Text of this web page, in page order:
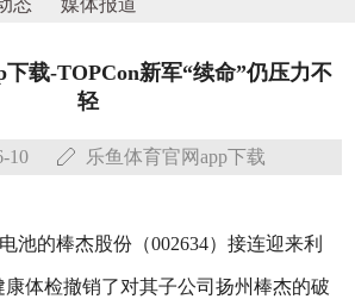
态 媒体报道
载-TOPCon新军“续命”仍压力不
轻
10 乐鱼体育官网app下载
池的棒杰股份（002634）接连迎来利
体检撤销了对其子公司扬州棒杰的破